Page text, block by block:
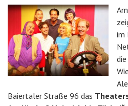
Am
im
Baiertaler Straße 96 das